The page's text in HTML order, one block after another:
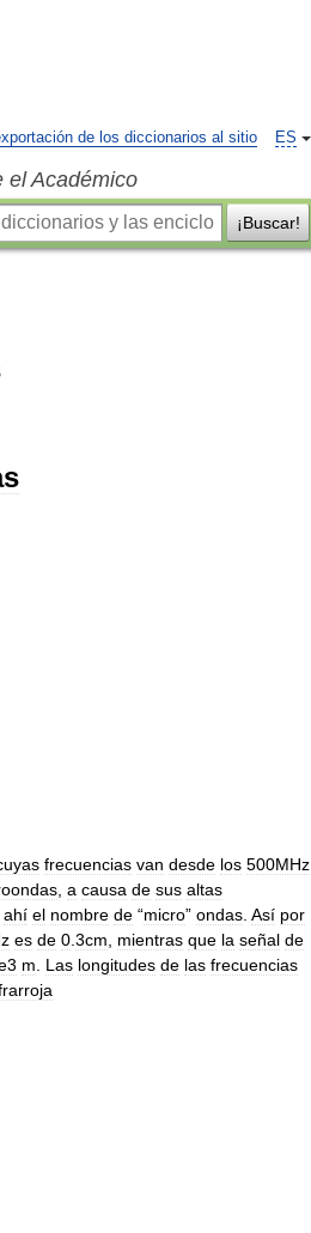
ES
de los diccionarios al sitio
el Académico
¡Buscar!
frecuencias van desde los 500MHz
a causa de sus altas
ahí el nombre de “micro” ondas Así por
es de 0 3cm mientras que la señal de
m Las longitudes de las frecuencias